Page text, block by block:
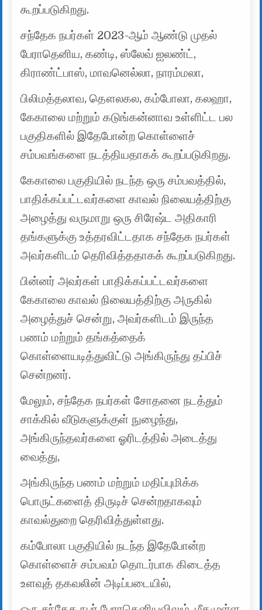
கூறப்படுகிறது.
சந்தேக நபர்கள் 2023-ஆம் ஆண்டு முதல்
பேராதெனிய, கண்டி, ஸ்லேவ் ஐலண்ட்,
கிராண்ட்பாஸ், மாவனெல்லா, நாரம்மலா,
பிலிமத்தலாவ, தௌலகல, கம்போலா, கலஹா,
கேகாலை மற்றும் கடுங்கன்னாவ உள்ளிட்ட பல
பகுதிகளில் இதேபோன்ற கொள்ளைச்
சம்பவங்களை நடத்தியதாகக் கூறப்படுகிறது.
கேகாலை பகுதியில் நடந்த ஒரு சம்பவத்தில்,
பாதிக்கப்பட்டவர்களை காவல் நிலையத்திற்கு
அழைத்து வருமாறு ஒரு சிரேஷ்ட அதிகாரி
தங்களுக்கு உத்தரவிட்டதாக சந்தேக நபர்கள்
அவர்களிடம் தெரிவித்ததாகக் கூறப்படுகிறது.
பின்னர் அவர்கள் பாதிக்கப்பட்டவர்களை
கேகாலை காவல் நிலையத்திற்கு அருகில்
அழைத்துச் சென்று, அவர்களிடம் இருந்த
பணம் மற்றும் தங்கத்தைக்
கொள்ளையடித்துவிட்டு அங்கிருந்து தப்பிச்
சென்றனர்.
மேலும், சந்தேக நபர்கள் சோதனை நடத்தும்
சாக்கில் வீடுகளுக்குள் நுழைந்து,
அங்கிருந்தவர்களை ஓரிடத்தில் அடைத்து
வைத்து,
அங்கிருந்த பணம் மற்றும் மதிப்புமிக்க
பொருட்களைத் திருடிச் சென்றதாகவும்
காவல்துறை தெரிவித்துள்ளது.
கம்போலா பகுதியில் நடந்த இதேபோன்ற
கொள்ளைச் சம்பவம் தொடர்பாக கிடைத்த
உளவுத் தகவலின் அடிப்படையில்,